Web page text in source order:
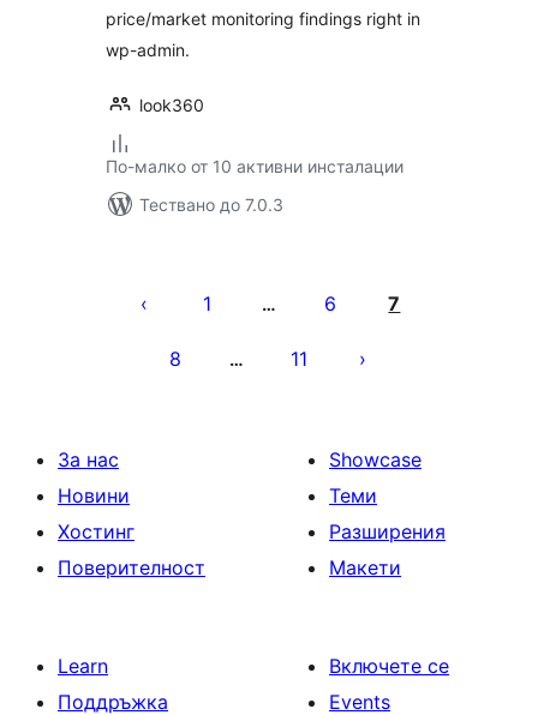
price/market monitoring findings right in
wp-admin.
look360
По-малко от 10 активни инсталации
Тествано до 7.0.3
1 … 6 7
8 … 11
За нас
Новини
Хостинг
Поверителност
Showcase
Теми
Разширения
Макети
Learn
Поддръжка
Включете се
Events